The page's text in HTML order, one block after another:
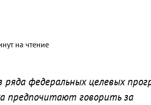
на чтение
федеральных целевых
предпочитают говорить за